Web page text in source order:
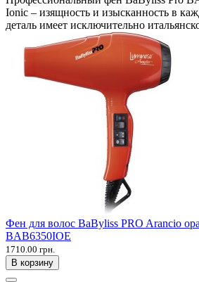
Ionic – изящность и изысканность в
деталь имеет исключительно
Фен для волос BaByliss PRO Arancio
BAB6350IOE
1710.00 грн.
В корзину